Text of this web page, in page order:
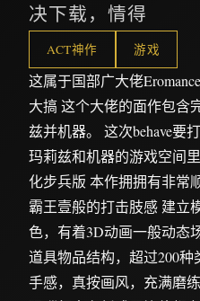
决下载，情得
ACT神作 游戏
这属于国部广大佬
大搞 这个大佬的面作包含
兹并机器。 这次behave要
玛莉兹和机器的游戏空间
化步兵版 本作拥拥有非常
霸王壹般的打击肢感 建立
色，有着3D动画一般动态
道具物品结构，超过200
手感，真按画风，充满磨